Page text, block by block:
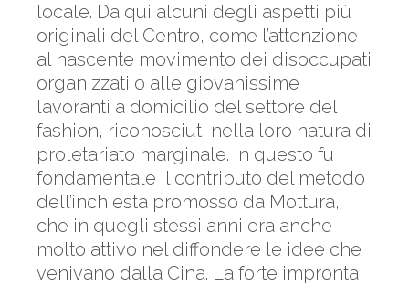
locale. Da qui alcuni degli aspetti più
originali del Centro, come l’attenzione
al nascente movimento dei disoccupati
organizzati o alle giovanissime
lavoranti a domicilio del settore del
fashion, riconosciuti nella loro natura di
proletariato marginale. In questo fu
fondamentale il contributo del metodo
dell’inchiesta promosso da Mottura,
che in quegli stessi anni era anche
molto attivo nel diffondere le idee che
venivano dalla Cina. La forte impronta